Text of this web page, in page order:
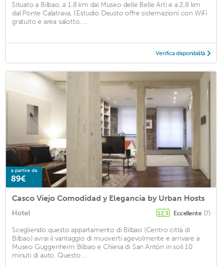
Situato a Bilbao, a 1,8 km dal Museo delle Belle Arti e a 2,8 km
dal Ponte Calatrava, l'Estudio Deusto offre sistemazioni con WiFi
gratuito e area salotto. ...
Verifica disponibilità
a partire da
89€
Casco Viejo Comodidad y Elegancia by Urban Hosts
Hotel 12,3 Eccellente (7)
Scegliendo questo appartamento di Bilbao (Centro città di
Bilbao) avrai il vantaggio di muoverti agevolmente e arrivare a
Museo Guggenheim Bilbao e Chiesa di San Antón in soli 10
minuti di auto. Questo ...